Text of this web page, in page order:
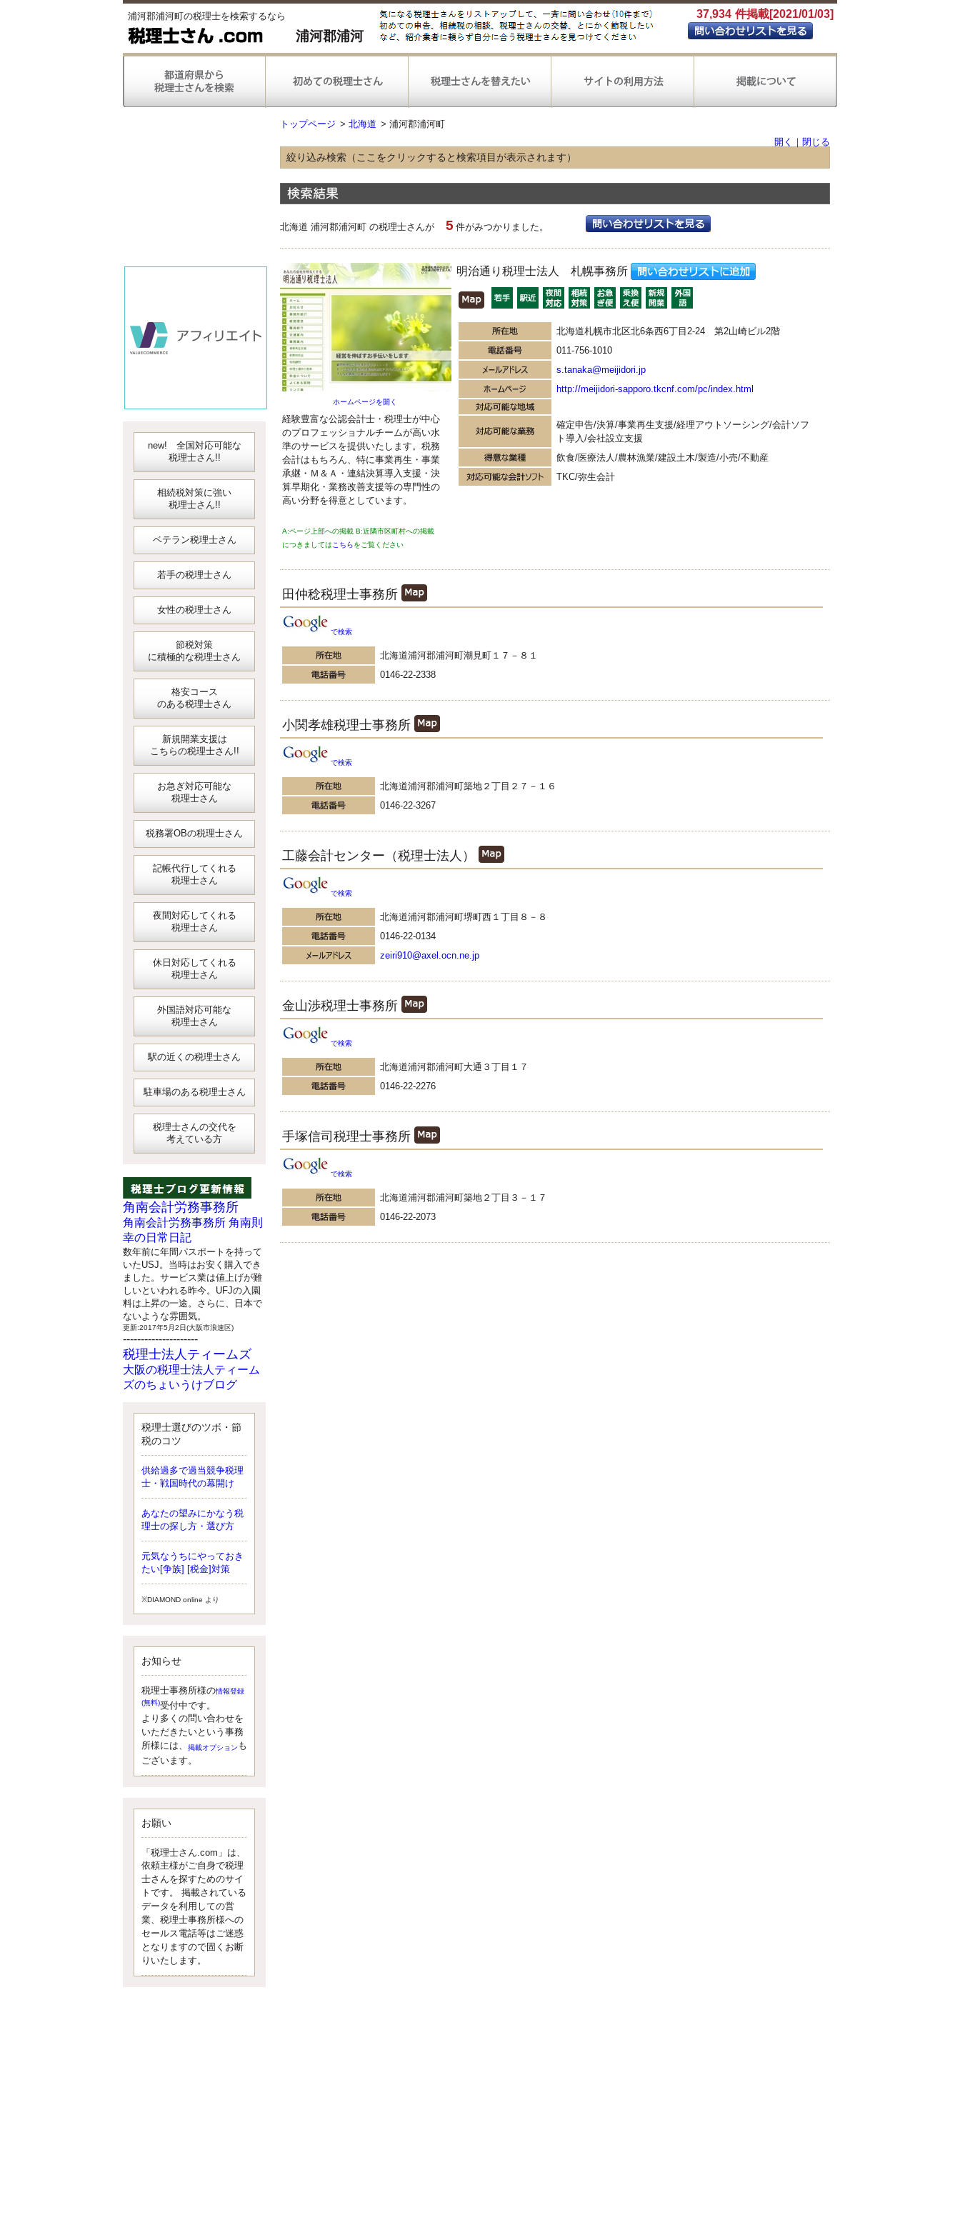
浦河郡浦河町の税理士を検索するなら
浦河郡浦河
37,934 件掲載[2021/01/03]
new! 全国対応可能な
税理士さん!!
相続税対策に強い
税理士さん!!
ベテラン税理士さん
若手の税理士さん
女性の税理士さん
節税対策
に積極的な税理士さん
格安コース
のある税理士さん
新規開業支援は
こちらの税理士さん!!
お急ぎ対応可能な
税理士さん
税務署OBの税理士さん
記帳代行してくれる
税理士さん
夜間対応してくれる
税理士さん
休日対応してくれる
税理士さん
外国語対応可能な
税理士さん
駅の近くの税理士さん
駐車場のある税理士さん
税理士さんの交代を
考えている方
角南会計労務事務所
角南会計労務事務所 角南則
幸の日常日記
数年前に年間パスポートを持って
いたUSJ。当時はお安く購入でき
ました。サービス業は値上げが難
しいといわれる昨今。UFJの入園
料は上昇の一途。さらに、日本で
ないような雰囲気。
更新:2017年5月2日(大阪市浪速区)
---------------------
税理士法人ティームズ
大阪の税理士法人ティーム
ズのちょいうけブログ
なったことに気付いた、税理士の
北井です。寂しいです。 先日、テ
ィームズイベントとしてバーベキ
ップしようと思いましたが、そこ
はセンスある後のブロガーに任せ
ようと思います。
更新:2017年5月1日(大阪市北区)
---------------------
サクセス会計事務所
サクセス税理士のお役立ち
ブログ
平成２７年１月１日以降開始の相
続より、相続税の基礎控除額（相
続税が課税されない遺産の上限
しています。
更新:2017年5月1日(大阪市中央区)
湘南BUN税理士事務所
湘南のぽっちゃり女性税理
士松村文子と湘南ＢＵ
また最近、税理士試験のご相談を
受けることおおくなりました。受
験申し込み受け付け開始になるか
ダメと思う前に、全力で勝負して
みたいです！
京都のやわらか女性税理
イクメン税理士による税金
ブログです。
なくて七クセ 目は口ほどにモノを
言う 色んなことわざがあります
が、無意識に出ている身体のサイ
ン。 心理学では、ちゃんと意味が
あるようです。 疑問に思ったら考
税理士選びのツボ・節
税のコツ
供給過多で過当競争税理
士・戦国時代の幕開け
あなたの望みにかなう税
理士の探し方・選び方
元気なうちにやっておき
たい[争族] [税金]対策
※DIAMOND online より
お知らせ
税理士事務所様の情報登録
(無料)受付中です。
より多くの問い合わせを
いただきたいという事務
所様には、
掲載オプション も
ございます。
お願い
「税理士さん.com」は、
依頼主様がご自身で税理
士さんを探すためのサイ
トです。 掲載されている
データを利用しての営
業、税理士事務所様への
セールス電話等はご迷惑
となりますので固くお断
りいたします。
トップページ > 北海道 > 浦河郡浦河町
開く
｜ 閉じる
絞り込み検索（ここをクリックすると検索項目が表示されます）
得意な業種
情報通信
運輸 小売 金融
保険
不動産
飲食 生活関連サービス
得意な業務 税務申告 確定申告 決算 会計ソフト導入
会社設立
税務調査対応
相続手続 選択なし
対応可能な
会計ソフト
弥生会計
JDLIBEX出納帳
ミロク法人会計 使える会計 選択なし
北海道 浦河郡浦河町 の税理士さんが 5 件がみつかりました。
ホームページを開く
経験豊富な公認会計士・税理士が中心
のプロフェッショナルチームが高い水
準のサービスを提供いたします。税務
会計はもちろん、特に事業再生・事業
承継・Ｍ＆Ａ・連結決算導入支援・決
算早期化・業務改善支援等の専門性の
高い分野を得意としています。
A:ページ上部への掲載 B:近隣市区町村への掲載
につきましては こちらをご覧ください
明治通り税理士法人 札幌事務所
北海道札幌市北区北6条西6丁目2‐24 第2山崎ビル2階
011‐756‐1010
s.tanaka@meijidori.jp
http://meijidori-sapporo.tkcnf.com/pc/index.html
確定申告/決算/事業再生支援/経理アウトソーシング/会計ソフ
ト導入/会社設立支援
飲食/医療法人/農林漁業/建設土木/製造/小売/不動産
TKC/弥生会計
田仲稔税理士事務所
で検索
北海道浦河郡浦河町潮見町１７－８１
0146-22-2338
小関孝雄税理士事務所
で検索
北海道浦河郡浦河町築地２丁目２７－１６
0146-22-3267
工藤会計センター（税理士法人）
で検索
北海道浦河郡浦河町堺町西１丁目８－８
0146-22-0134
zeiri910@axel.ocn.ne.jp
金山渉税理士事務所
で検索
北海道浦河郡浦河町大通３丁目１７
0146-22-2276
手塚信司税理士事務所
で検索
北海道浦河郡浦河町築地２丁目３－１７
0146-22-2073